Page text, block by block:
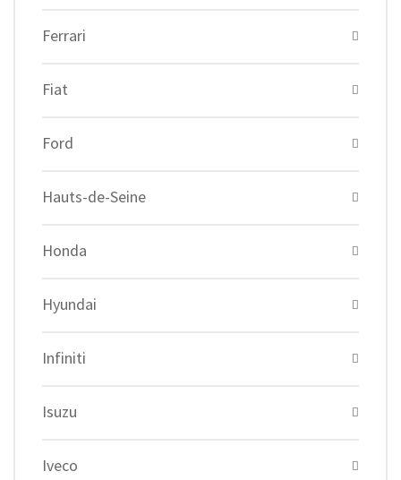
Ferrari
Fiat
Ford
Hauts-de-Seine
Honda
Hyundai
Infiniti
Isuzu
Iveco